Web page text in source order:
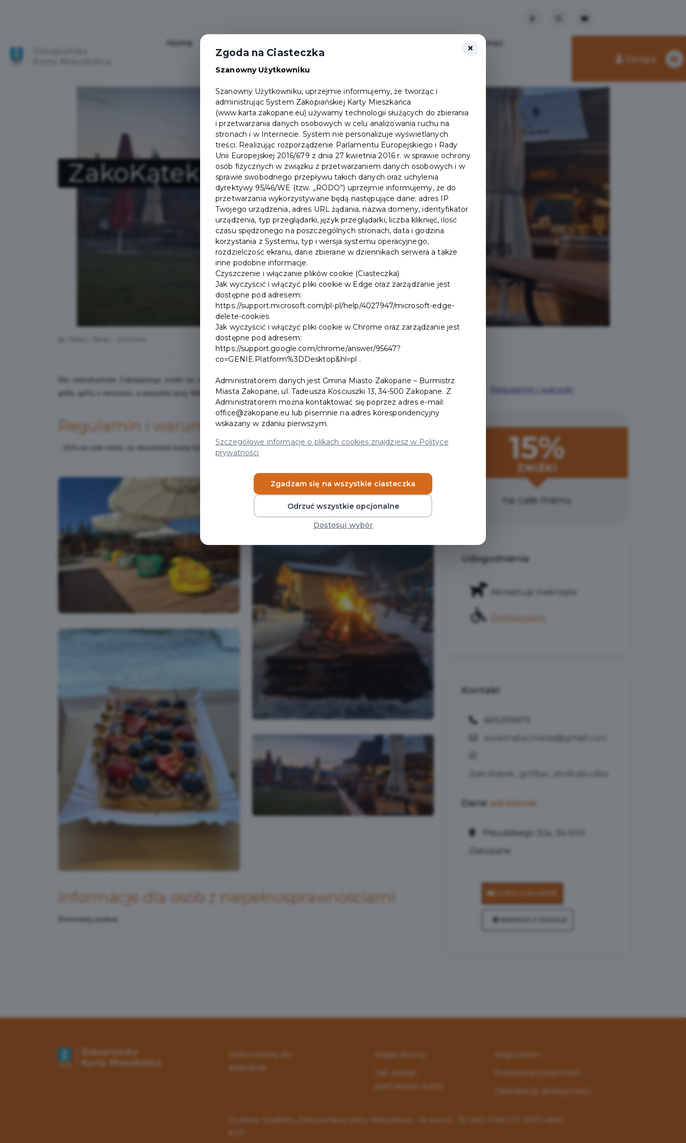
Home Pomoc
Punkty obsługi
Zaloguj
ZakoKątek
Dla mieszkańców Zakopanego zniżki na wszystkie produkty ZakoKątka, w tym oscypek z żurawiną, kiełbasę z
grilla, gofry z owocami, a wszystko przy Wielkiej Krokwi.
Regulamin i warunki
- 15% na całe menu za okazaniem karty lub aplikacji. Oferta nie obejmuje alkoholu.
Informacje dla osób z niepełnosprawnościami
Drewniany podest.
Regulamin i warunki
15%
ZNIŻKI
na całe menu
Udogodnienia
Akceptuje zwierzęta
Dostosowany
Kontakt
ewelinabachleda@gmail.com
Dane adresowe
Piłsudskiego 32a, 34-500
Zakopane
Dokumenty do
pobrania
Mapa strony
Jak zostać
partnerem karty
Regulamin
Polityka prywatności
Deklaracja dostępności
Wydanie duplikatu Zakopiańskiej Karty Mieszkańca - Nr konta : 76 1240 4748 1111 0000 4882
×
Zgoda na Ciasteczka
Szanowny Użytkowniku
Szanowny Użytkowniku, uprzejmie informujemy, że tworząc i
administrując System Zakopiańskiej Karty Mieszkańca
(www.karta.zakopane.eu) używamy technologii służących do zbierania
i przetwarzania danych osobowych w celu analizowania ruchu na
stronach i w Internecie. System nie personalizuje wyświetlanych
treści. Realizując rozporządzenie Parlamentu Europejskiego i Rady
Unii Europejskiej 2016/679 z dnia 27 kwietnia 2016 r. w sprawie ochrony
osób fizycznych w związku z przetwarzaniem danych osobowych i w
sprawie swobodnego przepływu takich danych oraz uchylenia
dyrektywy 95/46/WE (tzw. „RODO”) uprzejmie informujemy, że do
przetwarzania wykorzystywane będą następujące dane: adres IP
Twojego urządzenia, adres URL żądania, nazwa domeny, identyfikator
urządzenia, typ przeglądarki, język przeglądarki, liczba kliknięć, ilość
czasu spędzonego na poszczególnych stronach, data i godzina
korzystania z Systemu, typ i wersja systemu operacyjnego,
rozdzielczość ekranu, dane zbierane w dziennikach serwera a także
inne podobne informacje.
Czyszczenie i włączanie plików cookie (Ciasteczka)
Jak wyczyścić i włączyć pliki cookie w Edge oraz zarządzanie jest
dostępne pod adresem:
https://support.microsoft.com/pl-pl/help/4027947/microsoft-edge-
delete-cookies
Jak wyczyścić i włączyć pliki cookie w Chrome oraz zarządzanie jest
dostępne pod adresem:
https://support.google.com/chrome/answer/95647?
co=GENIE.Platform%3DDesktop&hl=pl .
Administratorem danych jest Gmina Miasto Zakopane – Burmistrz
Miasta Zakopane, ul. Tadeusza Kościuszki 13, 34-500 Zakopane. Z
Administratorem można kontaktować się poprzez adres e-mail:
office@zakopane.eu lub pisemnie na adres korespondencyjny
wskazany w zdaniu pierwszym.
Szczegółowe informacje o plikach cookies znajdziesz w Polityce
prywatności
Zgadzam się na wszystkie ciasteczka
Odrzuć wszystkie opcjonalne
Dostosuj wybór